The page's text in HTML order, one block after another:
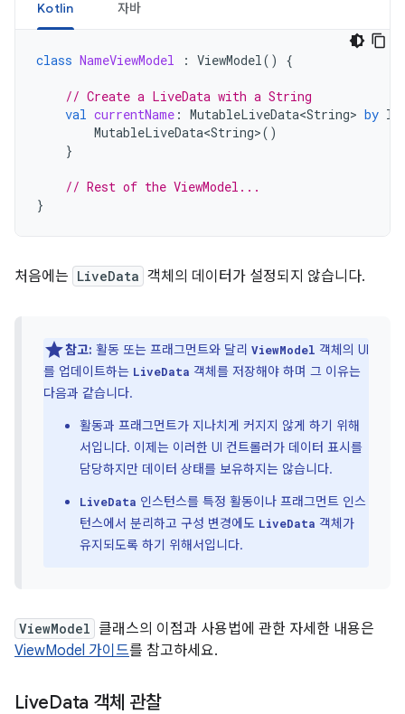
Kotlin 자바
class NameViewModel : ViewModel() {
// Create a LiveData with a String
val currentName : MutableLiveData<String> by
MutableLiveData<String>()
}
// Rest of the ViewModel...
}
처음에는 LiveData 객체의 데이터가 설정되지 않습니다.
참고: 활동 또는 프래그먼트와 달리 ViewModel 객체의 UI
를 업데이트하는 LiveData 객체를 저장해야 하며 그 이유는
다음과 같습니다.
활동과 프래그먼트가 지나치게 커지지 않게 하기 위해
서입니다. 이제는 이러한 UI 컨트롤러가 데이터 표시를
담당하지만 데이터 상태를 보유하지는 않습니다.
LiveData 인스턴스를 특정 활동이나 프래그먼트 인스
턴스에서 분리하고 구성 변경에도 LiveData 객체가
유지되도록 하기 위해서입니다.
ViewModel 클래스의 이점과 사용법에 관한 자세한 내용은
ViewModel 가이드를 참고하세요.
LiveData 객체 관찰